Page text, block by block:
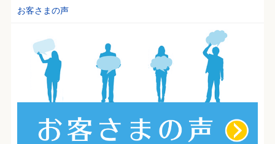
お客さまの声